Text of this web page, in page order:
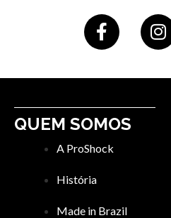
QUEM SOMOS
A ProShock
História
Made in Brazil